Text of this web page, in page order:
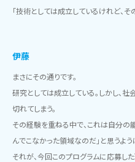
「技術としては成立しているけれど、そ
伊藤
まさにその通りです。
研究としては成立している。しかし、
切れてしまう。
その経験を重ねる中で、これは自分の
んでこなかった領域なのだ」と思うよう
それが、今回このプログラムに応募した